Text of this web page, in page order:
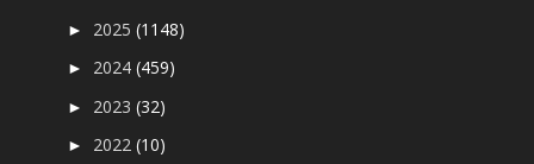
► 2025(1148)
► 2024(459)
► 2023(32)
► 2022(10)